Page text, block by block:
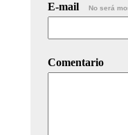
E-mail No será
Comentario